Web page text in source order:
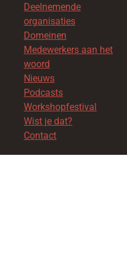
Deelnemende
organisaties
Domeinen
Medewerkers aan het
woord
Nieuws
Podcasts
Workshopfestival
Wist je dat?
Contact